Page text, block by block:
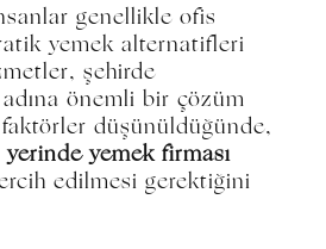
genellikle ofis
yemek alternatifleri
şehirde
önemli bir çözüm
düşünüldüğünde,
yemek firması
edilmesi gerektiğini